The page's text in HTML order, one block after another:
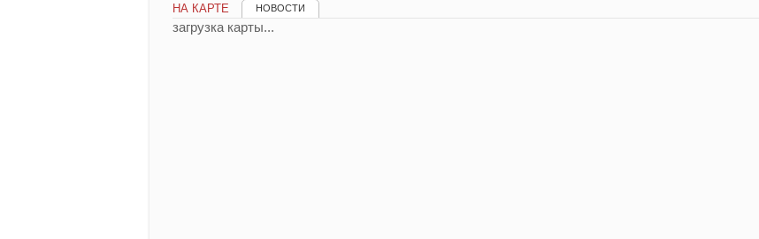
НА КАРТЕ НОВОСТИ
загрузка карты...